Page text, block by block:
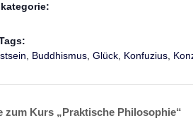
, Buddhismus, Glück, Konfuzius,
zum Kurs „Praktische Philosophie“